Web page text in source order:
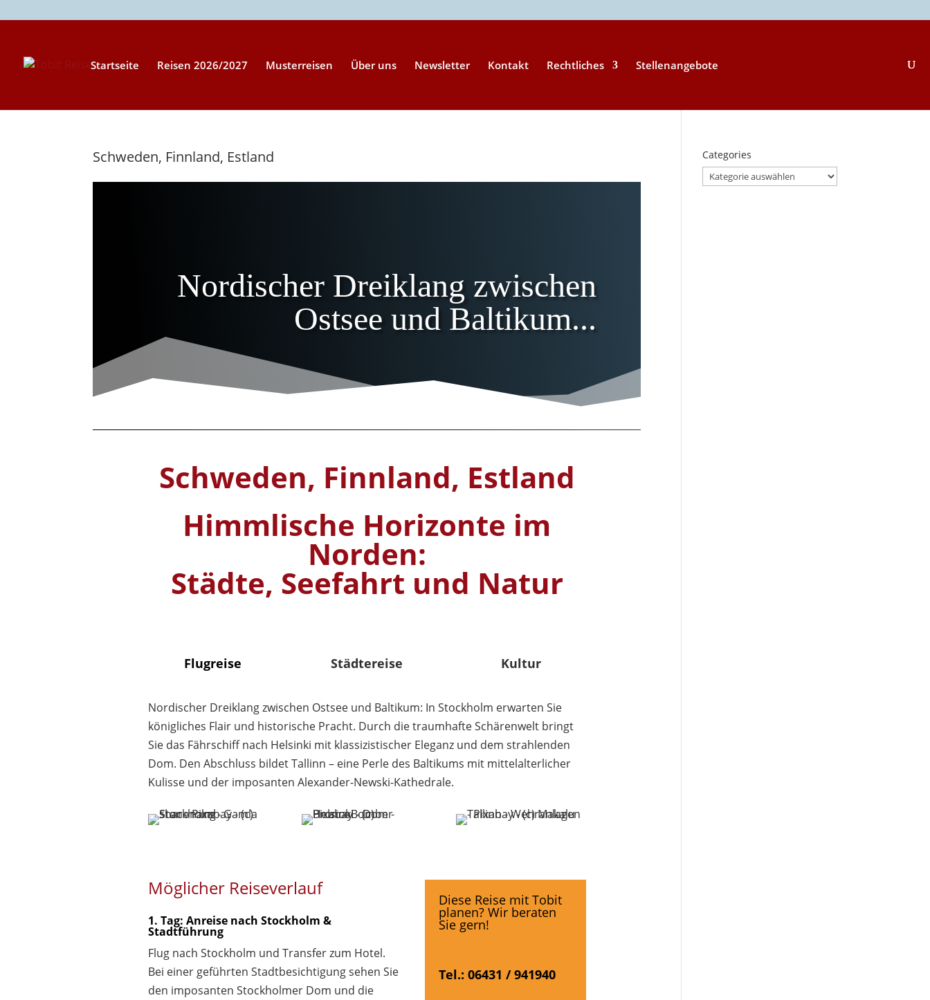
Startseite Reisen 2026/2027 Musterreisen Über uns Newsletter Kontakt Rechtliches Stellenangebote
Schweden, Finnland, Estland
Nordischer Dreiklang zwischen
Ostsee und Baltikum...
Schweden, Finnland, Estland
Himmlische Horizonte im
Norden:
Städte, Seefahrt und Natur
Flugreise Städtereise Kultur
Nordischer Dreiklang zwischen Ostsee und Baltikum: In Stockholm erwarten Sie
königliches Flair und historische Pracht. Durch die traumhafte Schärenwelt bringt
Sie das Fährschiff nach Helsinki mit klassizistischer Eleganz und dem strahlenden
Dom. Den Abschluss bildet Tallinn – eine Perle des Baltikums mit mittelalterlicher
Kulisse und der imposanten Alexander-Newski-Kathedrale.
Möglicher Reiseverlauf
1. Tag: Anreise nach Stockholm &
Stadtführung
Flug nach Stockholm und Transfer zum Hotel.
Bei einer geführten Stadtbesichtigung sehen Sie
den imposanten Stockholmer Dom und die
Diese Reise mit Tobit
planen? Wir beraten
Sie gern!
Tel.: 06431 / 941940
Categories
Categories